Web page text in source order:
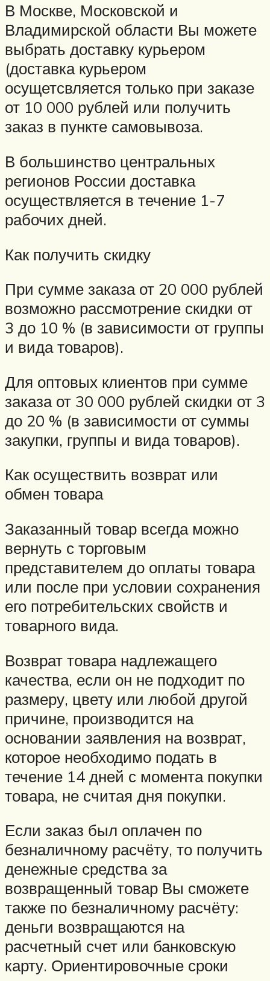
В Москве, Московской и
Владимирской области Вы можете
выбрать доставку курьером
(доставка курьером
осущетсвляется только при заказе
от 10 000 рублей или получить
заказ в пункте самовывоза.
В большинство центральных
регионов России доставка
осуществляетcя в течение 1-7
рабочих дней.
Как получить скидку
При сумме заказа от 20 000 рублей
возможно рассмотрение скидки от
3 до 10 % (в зависимости от группы
и вида товаров).
Для оптовых клиентов при сумме
заказа от 30 000 рублей скидки от 3
до 20 % (в зависимости от суммы
закупки, группы и вида товаров).
Как осуществить возврат или
обмен товара
Заказанный товар всегда можно
вернуть с торговым
представителем до оплаты товара
или после при условии сохранения
его потребительских свойств и
товарного вида.
Возврат товара надлежащего
качества, если он не подходит по
размеру, цвету или любой другой
причине, производится на
основании заявления на возврат,
которое необходимо подать в
течение 14 дней с момента покупки
товара, не считая дня покупки.
Если заказ был оплачен по
безналичному расчёту, то получить
денежные средства за
возвращенный товар Вы сможете
также по безналичному расчёту:
деньги возвращаются на
расчетный счет или банковскую
карту. Ориентировочные сроки